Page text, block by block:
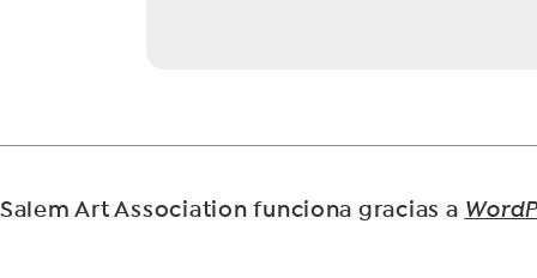
Salem Art Association funciona gracias a